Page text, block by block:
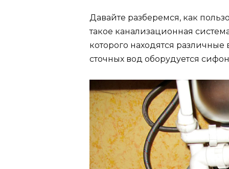
Давайте разберемся, как
такое канализационная
которого находятся
сточных вод оборудуется